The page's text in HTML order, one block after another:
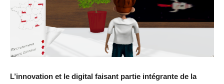
L’innovation et le digital faisant partie intégrante de la